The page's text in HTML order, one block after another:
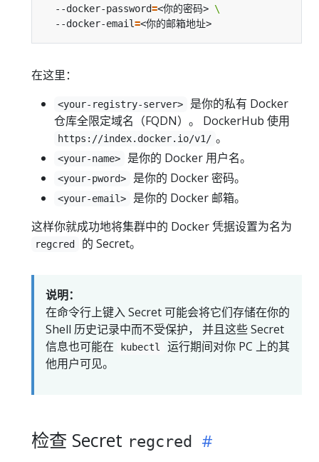
  --docker-password
=<你的密码>
  --docker-email
=
在这里：
<your-registry-server>
是你的私有 Docker
仓库全限定域名（FQDN）。 DockerHub 使用
https://index.docker.io/v1/ 。
<your-name> 是你的 Docker 用户名。
<your-pword> 是你的 Docker 密码。
<your-email>
是你的 Docker 邮箱。
这样你就成功地将集群中的 Docker 凭据设置为名为
regcred 的 Secret。
说明：
在命令行上键入 Secret 可能会将它们存储在你的
Shell 历史记录中而不受保护， 并且这些 Secret
信息也可能在
kubectl
运行期间对你 PC 上的其
他用户可见。
检查 Secret regcred